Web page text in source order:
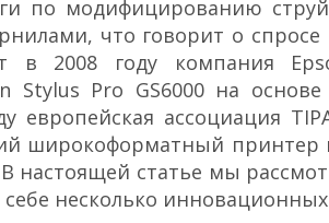
по модифицированию
что говорит о
в 2008 году компания
Stylus Pro GS6000 на
европейская ассоциация
широкоформатный принтер
настоящей статье мы
несколько инновационных